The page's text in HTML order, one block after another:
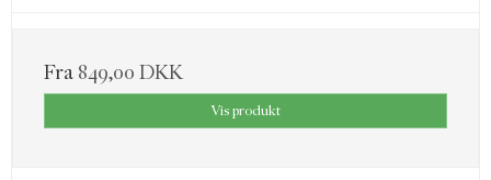
Fra 849,00 DKK
Vis produkt